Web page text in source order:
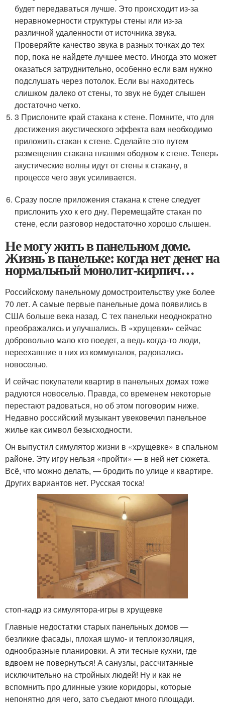
будет передаваться лучше. Это происходит из-за
неравномерности структуры стены или из-за
различной удаленности от источника звука.
Проверяйте качество звука в разных точках до тех
пор, пока не найдете лучшее место. Иногда это может
оказаться затруднительно, особенно если вам нужно
подслушать через потолок. Если вы находитесь
слишком далеко от стены, то звук не будет слышен
достаточно четко.
3 Прислоните край стакана к стене. Помните, что для
достижения акустического эффекта вам необходимо
приложить стакан к стене. Сделайте это путем
размещения стакана плашмя ободком к стене. Теперь
акустические волны идут от стены к стакану, в
процессе чего звук усиливается.
Сразу после приложения стакана к стене следует
прислонить ухо к его дну. Перемещайте стакан по
стене, если разговор недостаточно хорошо слышен.
Не могу жить в панельном доме.
Жизнь в панельке: когда нет денег на
нормальный монолит-кирпич…
Российскому панельному домостроительству уже более
70 лет. А самые первые панельные дома появились в
США больше века назад. С тех панельки неоднократно
преображались и улучшались. В «хрущевки» сейчас
добровольно мало кто поедет, а ведь когда-то люди,
переехавшие в них из коммуналок, радовались
новоселью.
И сейчас покупатели квартир в панельных домах тоже
радуются новоселью. Правда, со временем некоторые
перестают радоваться, но об этом поговорим ниже.
Недавно российский музыкант увековечил панельное
жилье как символ безысходности.
Он выпустил симулятор жизни в «хрущевке» в спальном
районе. Эту игру нельзя «пройти» — в ней нет сюжета.
Всё, что можно делать, — бродить по улице и квартире.
Других вариантов нет. Русская тоска!
стоп-кадр из симулятора-игры в хрущевке
Главные недостатки старых панельных домов —
безликие фасады, плохая шумо- и теплоизоляция,
однообразные планировки. А эти тесные кухни, где
вдвоем не повернуться! А санузлы, рассчитанные
исключительно на стройных людей! Ну и как не
вспомнить про длинные узкие коридоры, которые
непонятно для чего, зато съедают много площади.